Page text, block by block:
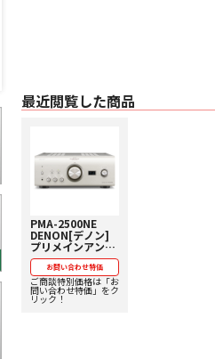
最近閲覧した商品
PMA-2500NE
DENON[デノン]
プリメインアンプ
【価格、納期お問
い合わせ用ペー
ジ】
お問い合わせ特価
ご商談特別価格は「お
問い合わせ特価」をク
リック！